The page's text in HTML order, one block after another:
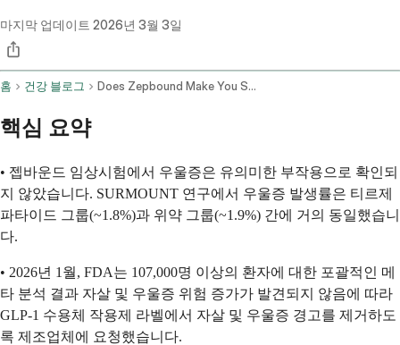
마지막 업데이트 2026년 3월 3일
홈 건강 블로그 Does Zepbound Make You Sleepy
핵심 요약
• 젭바운드 임상시험에서 우울증은 유의미한 부작용으로 확인되
지 않았습니다. SURMOUNT 연구에서 우울증 발생률은 티르제
파타이드 그룹(~1.8%)과 위약 그룹(~1.9%) 간에 거의 동일했습니
다.
• 2026년 1월, FDA는 107,000명 이상의 환자에 대한 포괄적인 메
타 분석 결과 자살 및 우울증 위험 증가가 발견되지 않음에 따라
GLP-1 수용체 작용제 라벨에서 자살 및 우울증 경고를 제거하도
록 제조업체에 요청했습니다.